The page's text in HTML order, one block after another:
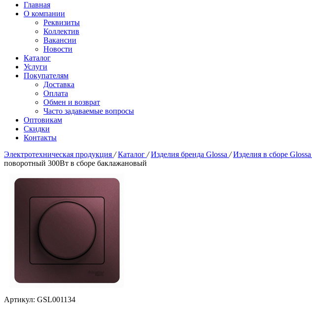
Главная
О компании
Реквизиты
Коллектив
Вакансии
Новости
Каталог
Услуги
Покупателям
Доставка
Оплата
Обмен и возврат
Часто задаваемые вопросы
Оптовикам
Скидки
Контакты
Электротехническая продукция / Каталог / Изделия бренда Glossa / Изделия в сборе Glossa
поворотный 300Вт в сборе баклажановый
Артикул: GSL001134